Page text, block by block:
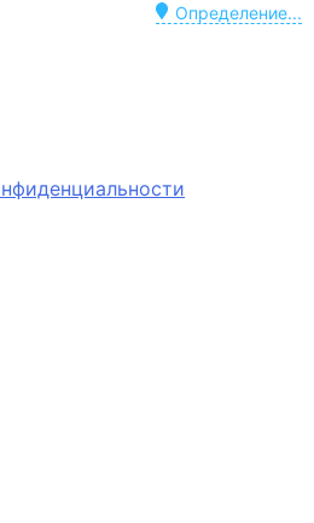
Определение...